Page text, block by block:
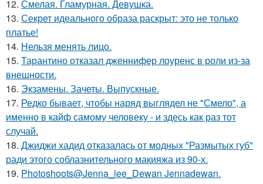
12. Смелая. Гламурная. Девушка.
13. Секрет идеального образа раскрыт: это не только
платье!
14. Нельзя менять лицо.
15. Тарантино отказал дженнифер лоуренс в роли из-за
внешности.
16. Экзамены. Зачеты. Выпускные.
17. Редко бывает, чтобы наряд выглядел не "Смело", а
именно в кайф самому человеку - и здесь как раз тот
случай.
18. Джиджи хадид отказалась от модных "Размытых губ"
ради этого соблазнительного макияжа из 90-х.
19. Photoshoots@Jenna_lee_Dewan Jennadewan.